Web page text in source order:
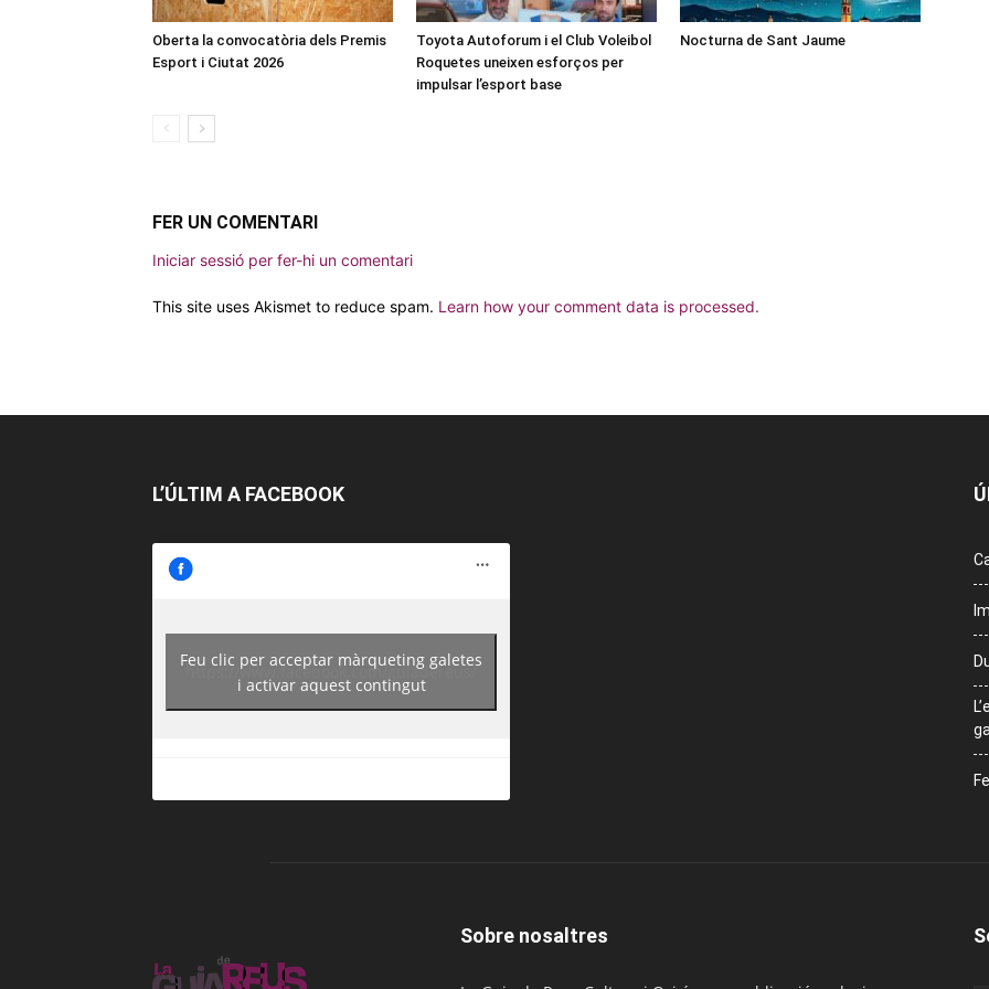
Oberta la convocatòria dels Premis
Esport i Ciutat 2026
Toyota Autoforum i el Club Voleibol
Roquetes uneixen esforços per
impulsar l’esport base
Nocturna de Sant Jaume
FER UN COMENTARI
Iniciar sessió per fer-hi un comentari
This site uses Akismet to reduce spam. Learn how your comment data is processed.
L’ÚLTIM A FACEBOOK
https://www.facebook.com/guiadereus/
Feu clic per acceptar màrqueting galetes
i activar aquest contingut
Sobre nosaltres